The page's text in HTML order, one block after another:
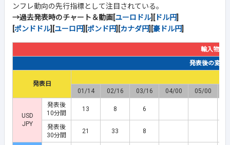
ンフレ動向の先行指標として注目されている。
→過去発表時のチャート＆動画[ユーロドル][ ドル円]
[ポンドドル][ユーロ円][ポンド円][カナダ円][豪ドル円]
輸入物価
発表後の変動
発表日
01/14
02/16 03/16 04/00 05/00
USD
JPY
発表後
10分間
13 8 6
発表後
30分間
21 33 8